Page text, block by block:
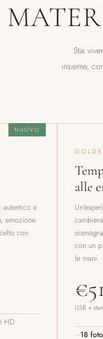
Stai
insieme,
NUOVO
e
emozione
con
HD
alle
con un
le mani.
USB +
18 foto